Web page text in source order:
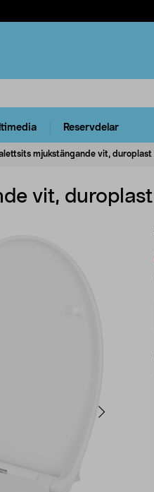
Reservdelar
mjukstängande vit, duroplast
vit, duroplast